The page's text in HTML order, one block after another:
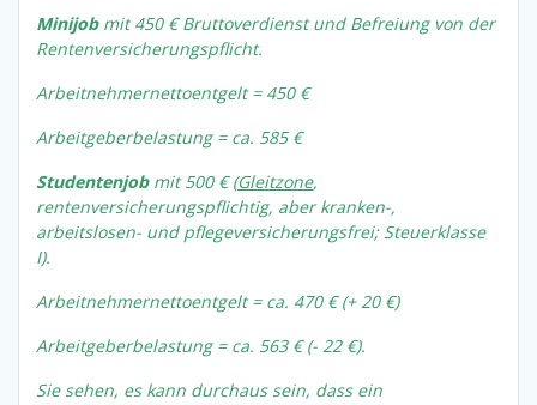
Minijobmit 450 € Bruttoverdienst und Befreiung von der
Rentenversicherungspflicht.
Arbeitnehmernettoentgelt = 450 €
Arbeitgeberbelastung = ca. 585 €
Studentenjobmit 500 € (Gleitzone,
rentenversicherungspflichtig, aber kranken-,
arbeitslosen- und pflegeversicherungsfrei; Steuerklasse
I).
Arbeitnehmernettoentgelt = ca. 470 € (+ 20 €)
Arbeitgeberbelastung = ca. 563 € (- 22 €).
Sie sehen, es kann durchaus sein, dass ein